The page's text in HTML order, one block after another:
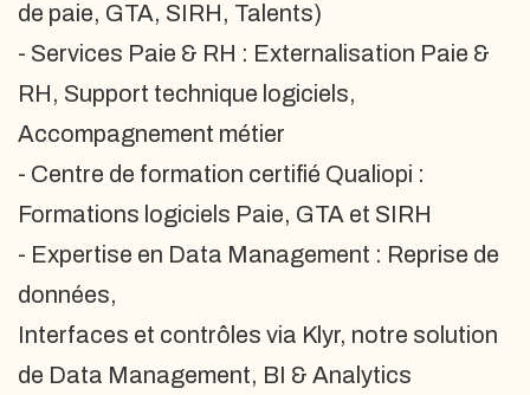
de paie, GTA, SIRH, Talents)
- Services Paie & RH : Externalisation Paie &
RH, Support technique logiciels,
Accompagnement métier
- Centre de formation certifié Qualiopi :
Formations logiciels Paie, GTA et SIRH
- Expertise en Data Management : Reprise de
données,
Interfaces et contrôles via Klyr, notre solution
de Data Management, BI & Analytics